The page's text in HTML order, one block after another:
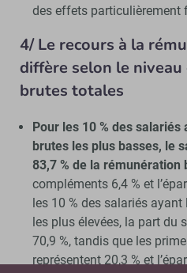
des effets particulièrement
4/ Le recours à la
diffère selon le
brutes totales
Pour les 10 % des
brutes les plus basses, le
83,7 % de la rémunération
compléments 6,4 % et
les 10 % des salariés
les plus élevées, la part du
70,9 %, tandis que les
représentent 20,3 % et